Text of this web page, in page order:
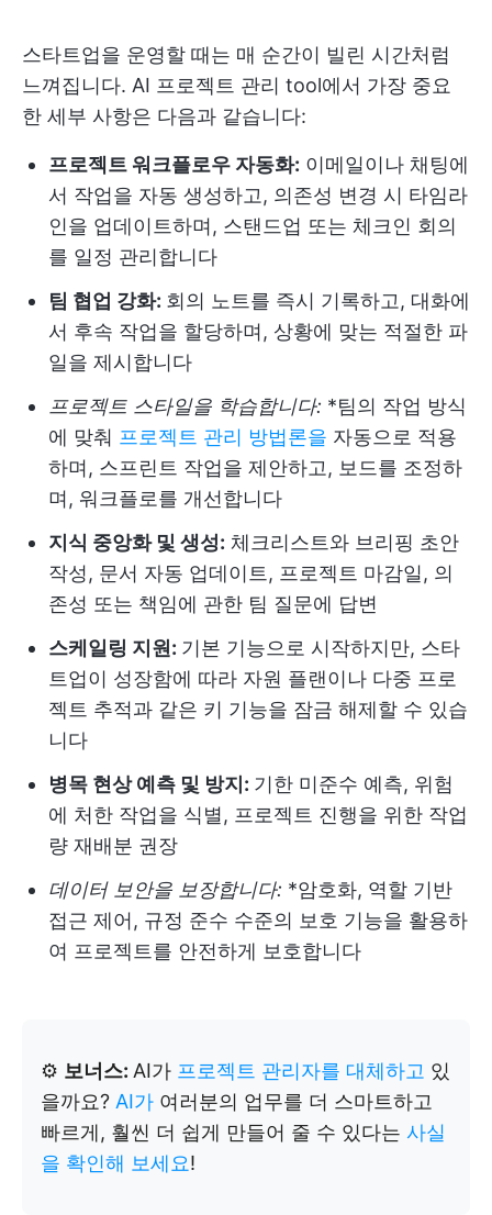
스타트업을 운영할 때는 매 순간이 빌린 시간처럼
느껴집니다. AI 프로젝트 관리 tool에서 가장 중요
한 세부 사항은 다음과 같습니다:
프로젝트 워크플로우 자동화: 이메일이나 채팅에
서 작업을 자동 생성하고, 의존성 변경 시 타임라
인을 업데이트하며, 스탠드업 또는 체크인 회의
를 일정 관리합니다
팀 협업 강화: 회의 노트를 즉시 기록하고, 대화에
서 후속 작업을 할당하며, 상황에 맞는 적절한 파
일을 제시합니다
프로젝트 스타일을 학습합니다: *팀의 작업 방식
에 맞춰 프로젝트 관리 방법론을 자동으로 적용
하며, 스프린트 작업을 제안하고, 보드를 조정하
며, 워크플로를 개선합니다
지식 중앙화 및 생성: 체크리스트와 브리핑 초안
작성, 문서 자동 업데이트, 프로젝트 마감일, 의
존성 또는 책임에 관한 팀 질문에 답변
스케일링 지원: 기본 기능으로 시작하지만, 스타
트업이 성장함에 따라 자원 플랜이나 다중 프로
젝트 추적과 같은 키 기능을 잠금 해제할 수 있습
니다
병목 현상 예측 및 방지: 기한 미준수 예측, 위험
에 처한 작업을 식별, 프로젝트 진행을 위한 작업
량 재배분 권장
데이터 보안을 보장합니다: *암호화, 역할 기반
접근 제어, 규정 준수 수준의 보호 기능을 활용하
여 프로젝트를 안전하게 보호합니다
⚙️ 보너스: AI가 프로젝트 관리자를 대체하고 있
을까요? AI가 여러분의 업무를 더 스마트하고
빠르게, 훨씬 더 쉽게 만들어 줄 수 있다는 사실
을 확인해 보세요!